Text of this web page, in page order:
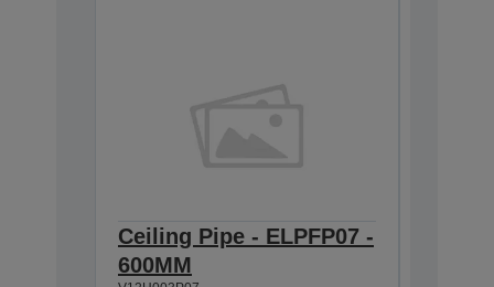
Ceiling Pipe - ELPFP07 -
600MM